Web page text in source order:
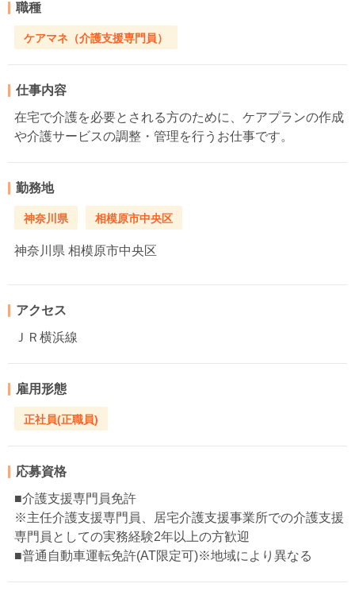
職種
ケアマネ（介護支援専門員）
仕事内容
在宅で介護を必要とされる方のために、ケアプランの作成
や介護サービスの調整・管理を行うお仕事です。
勤務地
神奈川県 相模原市中央区
神奈川県 相模原市中央区
アクセス
ＪＲ横浜線
雇用形態
正社員(正職員)
応募資格
■介護支援専門員免許
※主任介護支援専門員、居宅介護支援事業所での介護支援
専門員としての実務経験2年以上の方歓迎
■普通自動車運転免許(AT限定可)※地域により異なる